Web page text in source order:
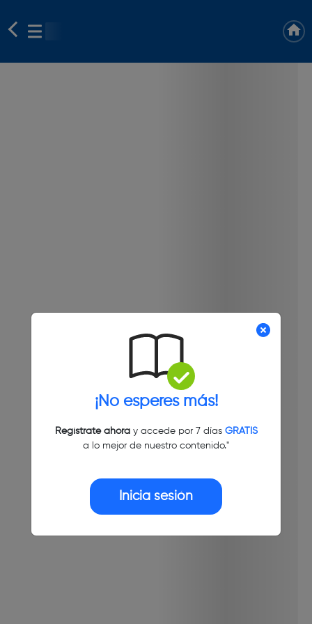
¡No esperes más!
Regístrate ahoray accede por 7 días GRATIS
a lo mejor de nuestro contenido."
Inicia sesión